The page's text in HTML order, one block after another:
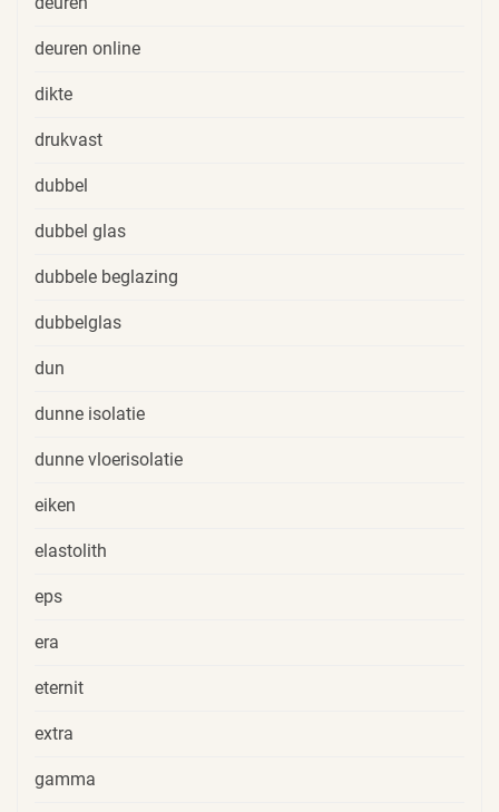
deuren online
dikte
drukvast
dubbel
dubbel glas
dubbele beglazing
dubbelglas
dun
dunne isolatie
dunne vloerisolatie
eiken
elastolith
eps
era
eternit
extra
gamma